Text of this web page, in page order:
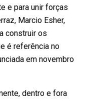
e para unir forças
Marcio Esher,
construir os
é referência no
em novembro
dentro e fora